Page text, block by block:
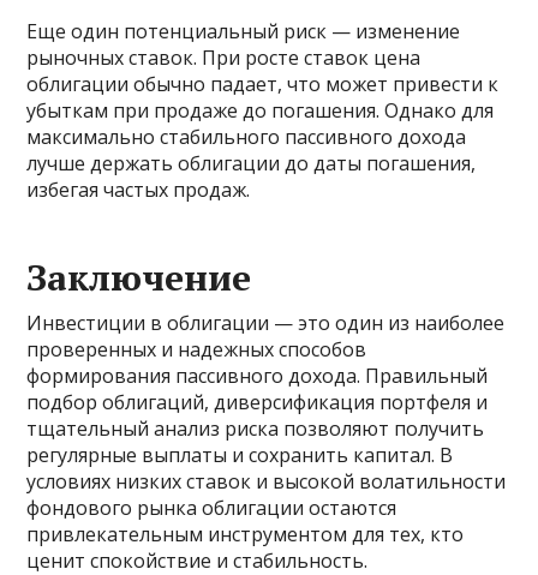
Еще один потенциальный риск — изменение
рыночных ставок. При росте ставок цена
облигации обычно падает, что может привести к
убыткам при продаже до погашения. Однако для
максимально стабильного пассивного дохода
лучше держать облигации до даты погашения,
избегая частых продаж.
Заключение
Инвестиции в облигации — это один из наиболее
проверенных и надежных способов
формирования пассивного дохода. Правильный
подбор облигаций, диверсификация портфеля и
тщательный анализ риска позволяют получить
регулярные выплаты и сохранить капитал. В
условиях низких ставок и высокой волатильности
фондового рынка облигации остаются
привлекательным инструментом для тех, кто
ценит спокойствие и стабильность.